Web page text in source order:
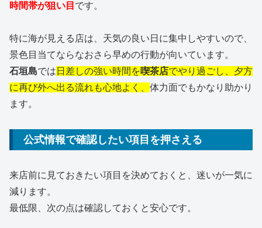
時間帯が狙い目 です。
特に海が見える店は、天気の良い日に集中しやすいので、
景色目当てならなおさら早めの行動が向いています。
石垣島では 日差しの強い時間を喫茶店でやり過ごし、夕方
に再び外へ出る流れも心地よく、 体力面でもかなり助かり
ます。
公式情報で確認したい項目を押さえる
来店前に見ておきたい項目を決めておくと、迷いが一気に
減ります。
最低限、次の点は確認しておくと安心です。